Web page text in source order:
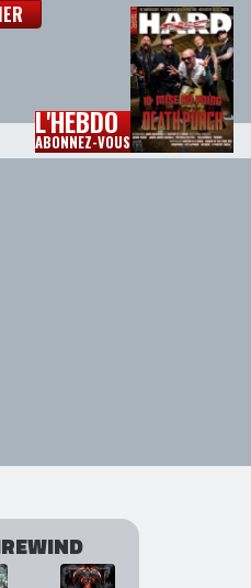
L'HEBDO
ABONNEZ-VOUS